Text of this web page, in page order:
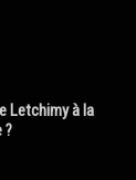
Letchimy à la
?